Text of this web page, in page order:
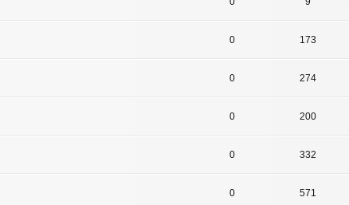
0 173
0 274
0 200
0 332
0 571